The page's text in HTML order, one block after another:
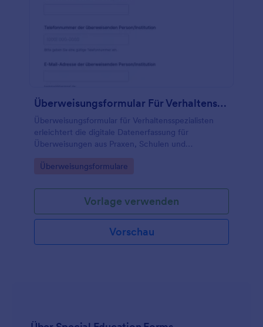
Überweisungsformular Für Verhaltensspezialisten
Überweisungsformular für Verhaltensspezialisten
erleichtert die digitale Datenerfassung für
Überweisungen aus Praxen, Schulen und
zur weiteren Abklärung und Kontaktaufnahme mit
Go to Category:
Überweisungsformulare
Vorlage verwenden
Vorschau